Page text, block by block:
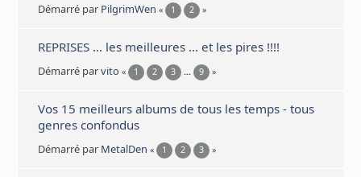
Démarré par PilgrimWen « 1 2 »
REPRISES ... les meilleures ... et les pires !!!!
Démarré parvito « 1 2 3 ... 9 »
Vos 15 meilleurs albums de tous les temps - tous
genres confondus
Démarré par MetalDen « 1 2 3 »